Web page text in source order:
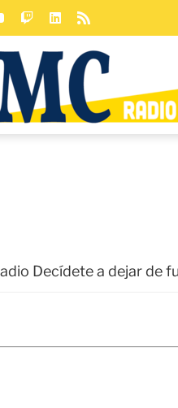
YouTube
TwitchLinkedIn
Decídete a dejar de